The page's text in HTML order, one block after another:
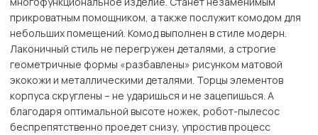
прикроватным помощником, а также послужит комодом для
небольших помещений. Комод выполнен в стиле модерн.
Лаконичный стиль не перегружен деталями, а строгие
геометричные формы «разбавлены» рисунком матовой
экокожи и металлическими деталями. Торцы элементов
корпуса скруглены – не ударишься и не зацепишься. А
благодаря оптимальной высоте ножек, робот-пылесос
беспрепятственно проедет снизу, упростив процесс